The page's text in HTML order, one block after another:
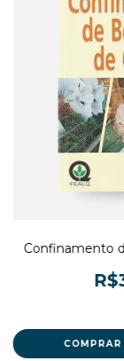
Confinamento